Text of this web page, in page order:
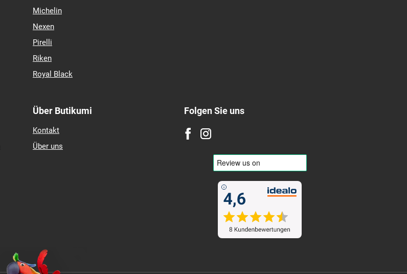
Michelin
Nexen
Pirelli
Riken
Royal Black
Über Butikumi
Kontakt
Über uns
Folgen Sie uns